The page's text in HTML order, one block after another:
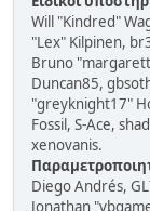
Will "Kindred"
"Lex" Kilpinen,
Bruno
Duncan85,
"greyknight17"
Fossil, S-Ace,
xenovanis.
Diego Andrés,
Jonathan